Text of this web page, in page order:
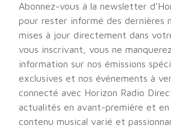
Abonnez-vous à la newsletter
pour rester informé des dernières
mises à jour directement dans
vous inscrivant, vous ne
information sur nos émissions
exclusives et nos événements à
connecté avec Horizon Radio
actualités en avant-première et en
contenu musical varié et